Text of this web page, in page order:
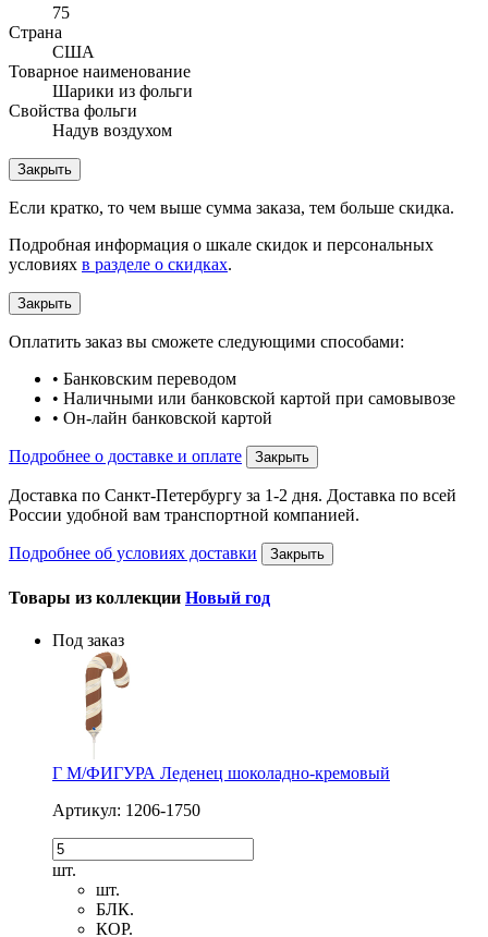
75
Страна
США
Товарное наименование
Шарики из фольги
Свойства фольги
Надув воздухом
Закрыть
Если кратко, то чем выше сумма заказа, тем больше скидка.
Подробная информация о шкале скидок и персональных
условиях в разделе о скидках.
Закрыть
Оплатить заказ вы сможете следующими способами:
• Банковским переводом
• Наличными или банковской картой при самовывозе
• Он-лайн банковской картой
Подробнее о доставке и оплате Закрыть
Доставка по Санкт-Петербургу за 1-2 дня. Доставка по всей
России удобной вам транспортной компанией.
Подробнее об условиях доставки Закрыть
Товары из коллекции Новый год
Под заказ
Г М/ФИГУРА Леденец шоколадно-кремовый
Артикул: 1206-1750
шт.
шт.
БЛК.
КОР.